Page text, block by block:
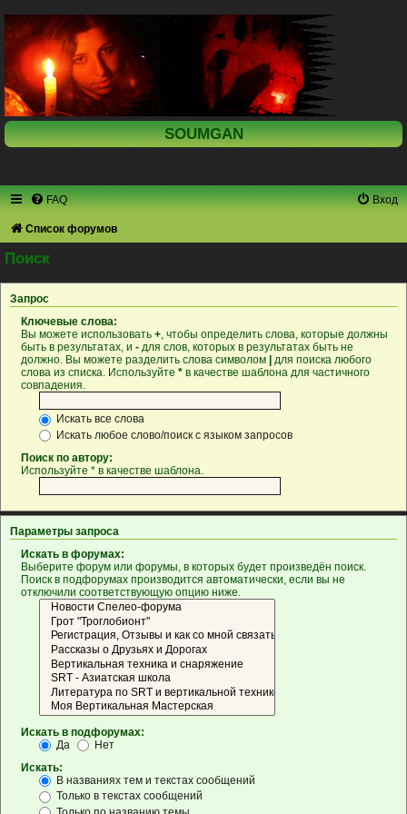
SOUMGAN
FAQ Вход
Список форумов
Поиск
Запрос
Ключевые слова:
Вы можете использовать +, чтобы определить слова, которые должны
быть в результатах, и - для слов, которых в результатах быть не
должно. Вы можете разделить слова символом
для поиска любого
слова из списка. Используйте * в качестве шаблона для частичного
совпадения.
Искать все слова
Искать любое слово/поиск с языком запросов
Поиск по автору:
Используйте * в качестве шаблона.
Параметры запроса
Искать в форумах:
Выберите форум или форумы, в которых будет произведён поиск.
Поиск в подфорумах производится автоматически, если вы не
отключили соответствующую опцию ниже.
Искать в подфорумах:
Да
Нет
Искать:
В названиях тем и текстах сообщений
Только в текстах сообщений